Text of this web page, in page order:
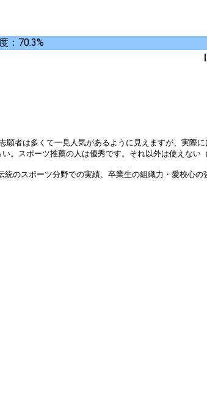
：70.3%
者は多くて一見人気があるように見えますが、実際
。スポーツ推薦の人は優秀です。それ以外は使えない
のスポーツ分野での実績、卒業生の組織力・愛校心の